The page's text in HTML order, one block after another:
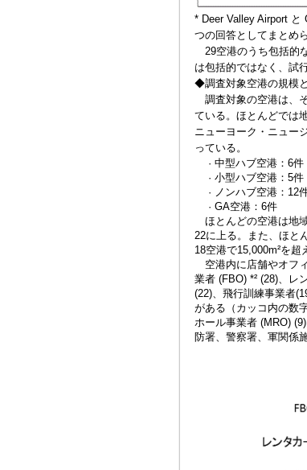
* Deer Valley Airport と
つの回答としてまとめ
29空港のうち包括的
は包括的ではなく、試
◆調査対象空港の規模
調査対象の空港は、
ている。ほとんどでは
ニューヨーク・ニュー
っている。
· 中型ハブ空港：6件
· 小型ハブ空港：5件
· ノンハブ空港：12
· GA空港：6件
ほとんどの空港は地
22に上る。また、ほと
18空港で15,000m²を超
空港内に店舗やオフ
業者 (FBO) *² (28)、レ
(22)、飛行訓練事業者
がある（カッコ内の数
ホール事業者 (MRO)
防署、警察署、軍関係